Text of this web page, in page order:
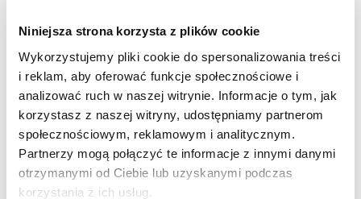
Niniejsza strona korzysta z plików cookie
Wykorzystujemy pliki cookie do spersonalizowania treści
i reklam, aby oferować funkcje społecznościowe i
analizować ruch w naszej witrynie. Informacje o tym, jak
korzystasz z naszej witryny, udostępniamy partnerom
społecznościowym, reklamowym i analitycznym.
Partnerzy mogą połączyć te informacje z innymi danymi
otrzymanymi od Ciebie lub uzyskanymi podczas
korzystania z ich usług.